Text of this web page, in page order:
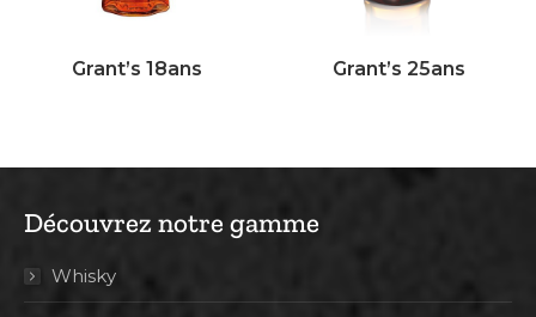
Grant’s 18ans Grant’s 25ans
Découvrez notre gamme
Whisky